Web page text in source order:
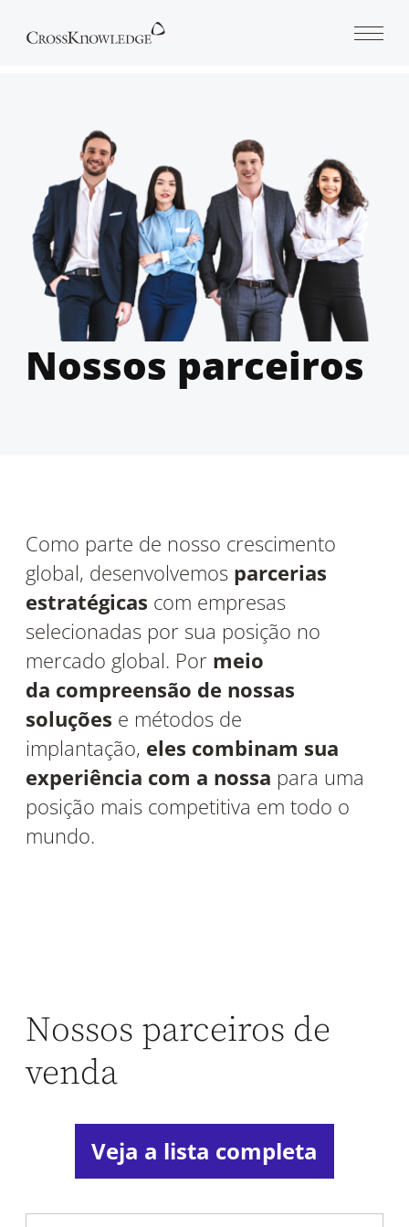
Nossos parceiros
Como parte de nosso crescimento
global, desenvolvemos parcerias
estratégicas com empresas
selecionadas por sua posição no
mercado global. Por meio
da compreensão de nossas
soluções e métodos de
implantação, eles combinam sua
experiência com a nossa para uma
posição mais competitiva em todo o
mundo.
Nossos parceiros de
venda
Veja a lista completa